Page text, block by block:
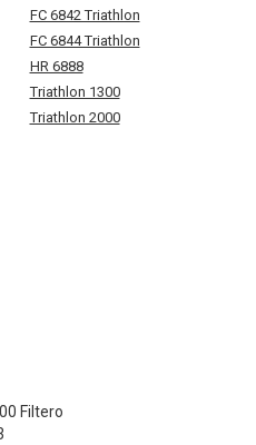
FC 6842 Triathlon
FC 6844 Triathlon
HR 6888
Triathlon 1300
Triathlon 2000
Filtero